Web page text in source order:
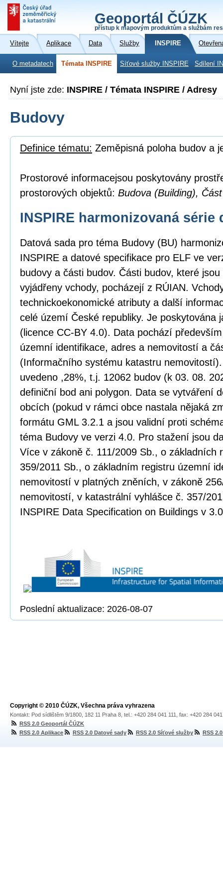
Geoportál ČÚZK
přístup k mapovým produktům a službám
Vítejte Aplikace Data Služby INSPIRE
O metadatech Témata INSPIRE Síťové služby INSPIRE Sdílení
Nyní jste zde: INSPIRE / Témata INSPIRE / Adresy
Budovy
Definice tématu: Zeměpisná poloha budov a
Prostorové informacejsou poskytovány
prostorových objektů: Budova (Building),
INSPIRE harmonizovaná série
Datová sada pro téma Budovy (BU)
INSPIRE a datové specifikace pro ELF ve
budovy a části budov. Části budov, které
vyjádřeny vchody, pocházejí z RÚIAN.
technickoekonomické atributy a další
celé území České republiky. Je poskytována
(licence CC-BY 4.0). Data pochází
územní identifikace, adres a nemovitostí a
(Informačního systému katastru
uvedeno ,28%, t.j. 12062 budov (k 03. 08.
definiční bod ani polygon. Data se vytváření
obcích (pokud v rámci obce nastala nějaká
formátu GML 3.2.1 a jsou validní proti
téma Budovy ve verzi 4.0. Pro stažení jsou
Více v zákoně č. 111/2009 Sb., o základních
359/2011 Sb., o základním registru územní
nemovitostí v platných zněních, v zákoně
nemovitostí, v katastrální vyhlášce č. 357/
INSPIRE Data Specification on Buildings v
Poslední aktualizace: 2026-08-07
Copyright © 2010 ČÚZK, Všechna práva vyhrazena
Kontakt: Pod sídlištěm 9/1800, 182 11 Praha 8, tel.: +420 284 041 111, fax: +420 284
RSS 2.0 Geoportál ČÚZK
RSS 2.0 Aplikace
RSS 2.0 Datové sady RSS 2.0 Síťové služby RSS